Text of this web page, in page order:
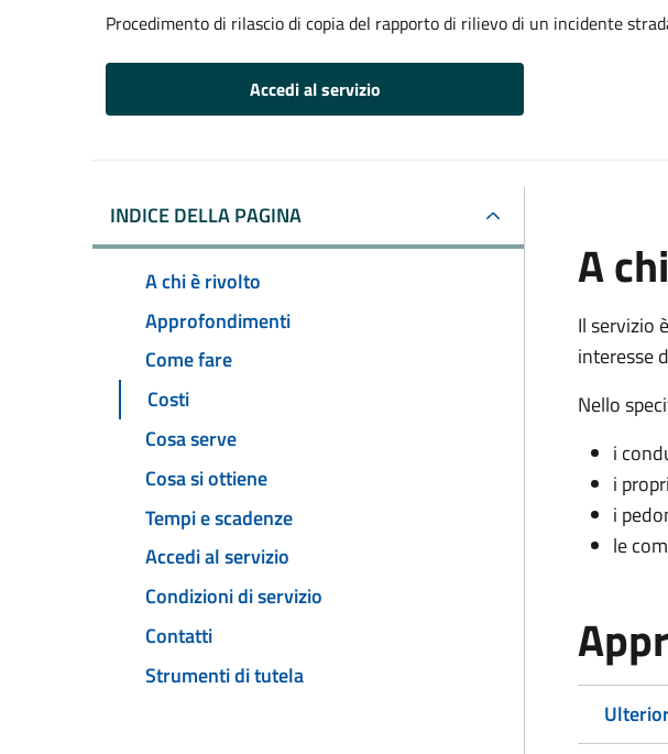
Procedimento di rilascio di copia del rapporto di rilievo di un incidente
Accedi al servizio
INDICE DELLA PAGINA
A chi è rivolto
Approfondimenti
Come fare
Costi
Cosa serve
Cosa si ottiene
Tempi e scadenze
Accedi al servizio
Condizioni di servizio
Contatti
Strumenti di tutela
A
Il servizio
interesse
Nello
i
i
i
le